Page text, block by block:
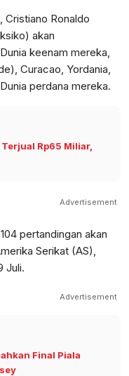
Cristiano Ronaldo
akan
keenam mereka,
Curacao, Yordania,
perdana mereka.
Rp65 Miliar,
Advertisement
pertandingan akan
Serikat (AS),
Juli.
Advertisement
Final Piala